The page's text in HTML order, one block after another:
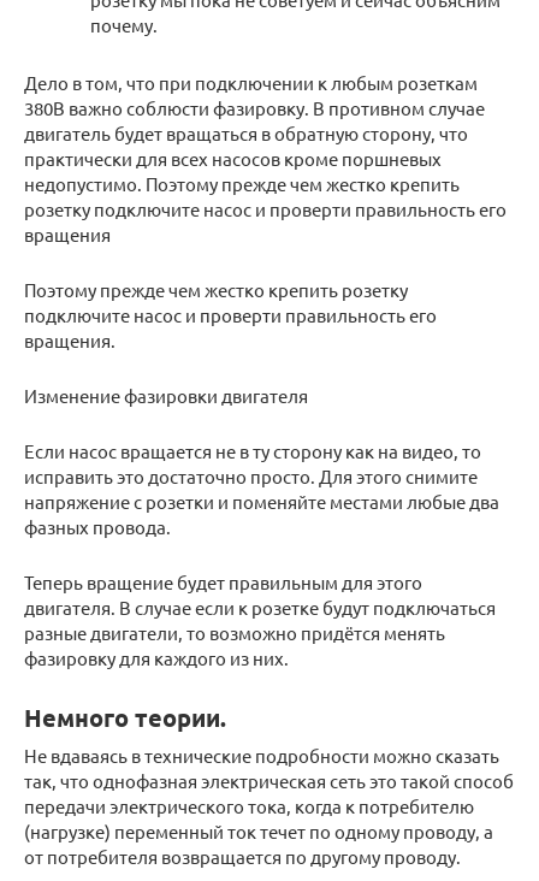
почему.
Дело в том, что при подключении к любым розеткам
380В важно соблюсти фазировку. В противном случае
двигатель будет вращаться в обратную сторону, что
практически для всех насосов кроме поршневых
недопустимо. Поэтому прежде чем жестко крепить
розетку подключите насос и проверти правильность его
вращения
Поэтому прежде чем жестко крепить розетку
подключите насос и проверти правильность его
вращения.
Изменение фазировки двигателя
Если насос вращается не в ту сторону как на видео, то
исправить это достаточно просто. Для этого снимите
напряжение с розетки и поменяйте местами любые два
фазных провода.
Теперь вращение будет правильным для этого
двигателя. В случае если к розетке будут подключаться
разные двигатели, то возможно придётся менять
фазировку для каждого из них.
Немного теории.
Не вдаваясь в технические подробности можно сказать
так, что однофазная электрическая сеть это такой способ
передачи электрического тока, когда к потребителю
(нагрузке) переменный ток течет по одному проводу, а
от потребителя возвращается по другому проводу.